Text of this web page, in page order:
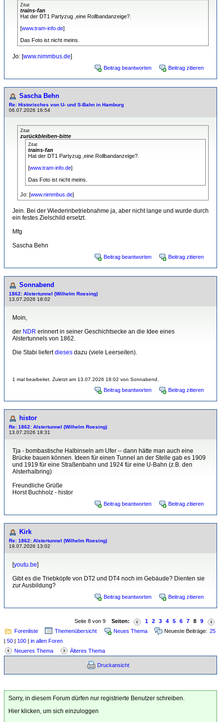
Zitat
trains-fan
Hat der DT1 Partyzug ,eine Rollbandanzeige?.
[www.tram-info.de]
Das Foto ist nicht meins.
Jo: [www.nimmbus.de]
Beitrag beantworten Beitrag zitieren
Sascha Behn
Re: Historisches von U- und S-Bahn in Hamburg
06.07.2026 16:54
Zitat
zurückbleiben-bitte
Zitat
trains-fan
Hat der DT1 Partyzug ,eine Rollbandanzeige?.
[www.tram-info.de]
Das Foto ist nicht meins.
Jo: [www.nimmbus.de]
Jein. Bei der Wiederinbetriebnahme ja, aber nicht lange und wurde durch
ein festes Zielschild ersetzt.
Mfg
Sascha Behn
Beitrag beantworten Beitrag zitieren
Sonnabend
1862: Alstertunnel (Wilhelm Roesing)
13.07.2026 18:02
Moin,
der NDR erinnert in seiner Geschichtsecke an die Idee eines
Alstertunnels von 1862.
Die Stabi liefertdieses dazu (viele Leerseiten).
1 mal bearbeitet. Zuletzt am 13.07.2026 18:02 von Sonnabend.
Beitrag beantworten Beitrag zitieren
histor
Re: 1862: Alstertunnel (Wilhelm Roesing)
13.07.2026 18:31
Tja - bombastische Halbinseln am Ufer -- dann hätte man auch eine
Brücke bauen können. Ideen für einen Tunnel an der Stelle gab es 1909
und 1919 für eine Straßenbahn und 1924 für eine U-Bahn (z.B. den
Alsterhalbring)
Freundliche Grüße
Horst Buchholz - histor
Beitrag beantworten Beitrag zitieren
Kirk
Re: 1862: Alstertunnel (Wilhelm Roesing)
19.07.2026 13:02
[youtu.be]
Gibt es die Triebköpfe von DT2 und DT4 noch im Gebäude? Dienten sie
zur Ausbildung?
Beitrag beantworten Beitrag zitieren
Seite 8 von 9 Seiten: 1 2 3 4 5 6 7 8
9
Forenliste
Themenübersicht Neues Thema Neueste Beiträge: 25
| 50 | 100 | in allen Foren
Neueres Thema
Älteres Thema
Druckansicht
Sorry, in diesem Forum dürfen nur registrierte Benutzer schreiben.
Hier klicken, um sich einzuloggen